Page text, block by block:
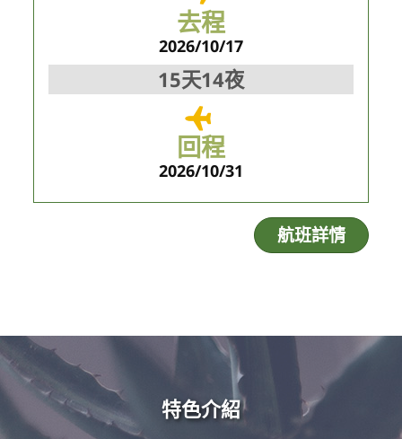
去程
2026/10/17
15天14夜
回程
2026/10/31
航班詳情
特色介紹